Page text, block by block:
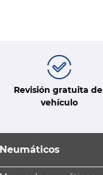
Revisión gratuita del
vehículo
Neumáticos